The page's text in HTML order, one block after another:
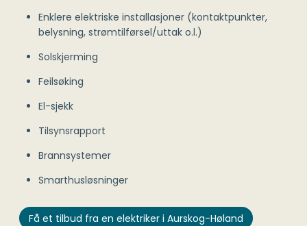
Enklere elektriske installasjoner (kontaktpunkter,
belysning, strømtilførsel/uttak o.l.)
Solskjerming
Feilsøking
El-sjekk
Tilsynsrapport
Brannsystemer
Smarthusløsninger
Få et tilbud fra en elektriker i Aurskog-Høland